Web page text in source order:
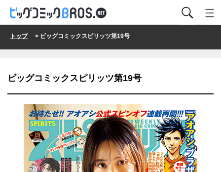
トップ> ビッグコミックスピリッツ第19号
ビッグコミックスピリッツ第19号